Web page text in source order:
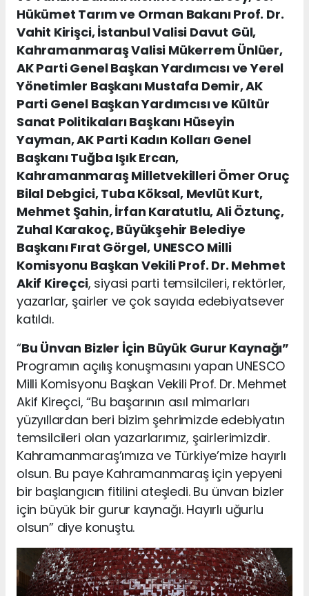
Hükümet Tarım ve Orman Bakanı Prof. Dr.
Vahit Kirişci, İstanbul Valisi Davut Gül,
Kahramanmaraş Valisi Mükerrem Ünlüer,
AK Parti Genel Başkan Yardımcısı ve Yerel
Yönetimler Başkanı Mustafa Demir, AK
Parti Genel Başkan Yardımcısı ve Kültür
Sanat Politikaları Başkanı Hüseyin
Yayman, AK Parti Kadın Kolları Genel
Başkanı Tuğba Işık Ercan,
Kahramanmaraş Milletvekilleri Ömer Oruç
Bilal Debgici, Tuba Köksal, Mevlüt Kurt,
Mehmet Şahin, İrfan Karatutlu, Ali Öztunç,
Zuhal Karakoç, Büyükşehir Belediye
Başkanı Fırat Görgel, UNESCO Milli
Komisyonu Başkan Vekili Prof. Dr. Mehmet
Akif Kireçci, siyasi parti temsilcileri, rektörler,
yazarlar, şairler ve çok sayıda edebiyatsever
katıldı.
“Bu Ünvan Bizler İçin Büyük Gurur Kaynağı”
Programın açılış konuşmasını yapan UNESCO
Milli Komisyonu Başkan Vekili Prof. Dr. Mehmet
Akif Kireçci, “Bu başarının asıl mimarları
yüzyıllardan beri bizim şehrimizde edebiyatın
temsilcileri olan yazarlarımız, şairlerimizdir.
Kahramanmaraş’ımıza ve Türkiye’mize hayırlı
olsun. Bu paye Kahramanmaraş için yepyeni
bir başlangıcın fitilini ateşledi. Bu ünvan bizler
için büyük bir gurur kaynağı. Hayırlı uğurlu
olsun” diye konuştu.